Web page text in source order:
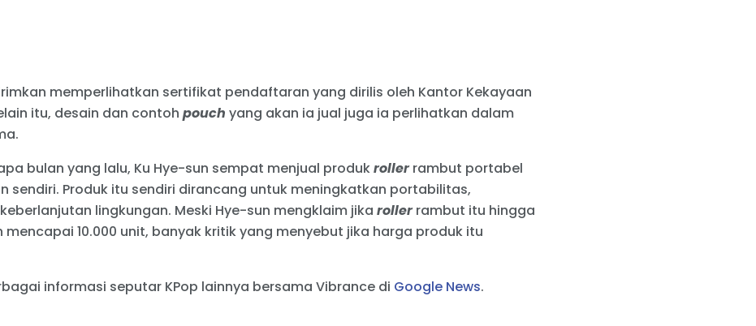
memperlihatkan sertifikat pendaftaran yang dirilis oleh Kantor Kekayaan
itu, desain dan contoh pouch yang akan ia jual juga ia perlihatkan dalam
bulan yang lalu, Ku Hye-sun sempat menjual produkrollerrambut portabel
sendiri. Produk itu sendiri dirancang untuk meningkatkan portabilitas,
lingkungan. Meski Hye-sun mengklaim jika rollerrambut itu hingga
mencapai 10.000 unit, banyak kritik yang menyebut jika harga produk itu
informasi seputar KPop lainnya bersama Vibrance di Google News.